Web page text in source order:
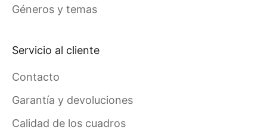
Géneros y temas
Servicio al cliente
Contacto
Garantía y devoluciones
Calidad de los cuadros